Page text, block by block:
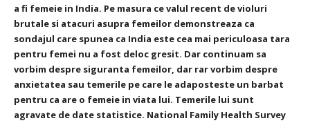
a fi femeie in India. Pe masura ce valul recent de violuri
brutale si atacuri asupra femeilor demonstreaza ca
sondajul care spunea ca India este cea mai periculoasa tara
pentru femei nu a fost deloc gresit. Dar continuam sa
vorbim despre siguranta femeilor, dar rar vorbim despre
anxietatea sau temerile pe care le adaposteste un barbat
pentru ca are o femeie in viata lui. Temerile lui sunt
agravate de date statistice. National Family Health Survey